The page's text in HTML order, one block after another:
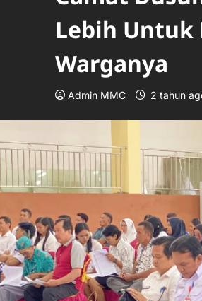
Lebih Untuk
Warganya
Admin MMC 2 tahun